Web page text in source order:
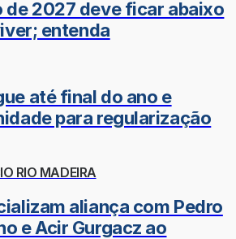
de 2027 deve ficar abaixo
entenda
até final do ano e
para regularização
RIO MADEIRA
aliança com Pedro
e Acir Gurgacz ao